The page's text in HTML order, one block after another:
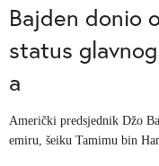
Bajden donio
status
a
Američki predsjednik Džo
emiru, šeiku Tamimu bin